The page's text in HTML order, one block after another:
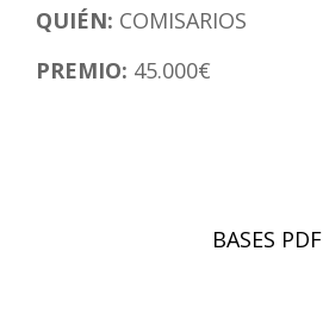
QUIÉN: COMISARIOS
PREMIO: 45.000€
BASES PDF